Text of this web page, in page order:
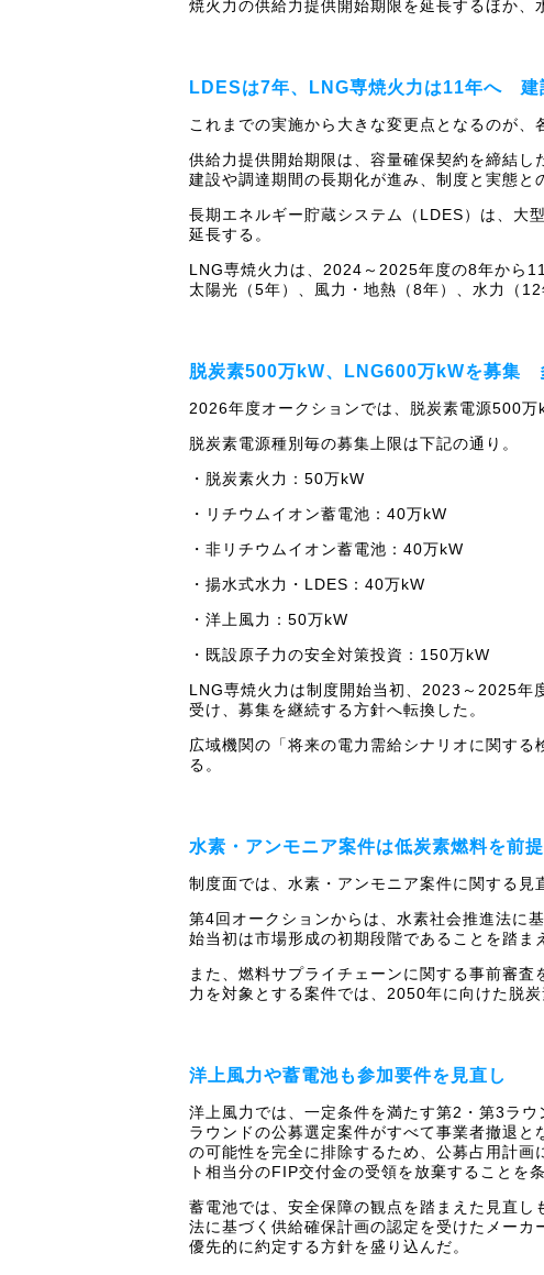
焼火力の供給力提供開始期限を延長するほか、
LDESは7年、LNG専焼火力は11年へ 建
これまでの実施から大きな変更点となるのが、
供給力提供開始期限は、容量確保契約を締結
建設や調達期間の長期化が進み、制度と実態と
長期エネルギー貯蔵システム（LDES）は、大
延長する。
LNG専焼火力は、2024～2025年度の8年から
太陽光（5年）、風力・地熱（8年）、水力（
脱炭素500万kW、LNG600万kWを募集
2026年度オークションでは、脱炭素電源500
脱炭素電源種別毎の募集上限は下記の通り。
・脱炭素火力：50万kW
・リチウムイオン蓄電池：40万kW
・非リチウムイオン蓄電池：40万kW
・揚水式水力・LDES：40万kW
・洋上風力：50万kW
・既設原子力の安全対策投資：150万kW
LNG専焼火力は制度開始当初、2023～2025年
受け、募集を継続する方針へ転換した。
広域機関の「将来の電力需給シナリオに関す
る。
水素・アンモニア案件は低炭素燃料を前
制度面では、水素・アンモニア案件に関する見
第4回オークションからは、水素社会推進法に
始当初は市場形成の初期段階であることを踏ま
また、燃料サプライチェーンに関する事前審
力を対象とする案件では、2050年に向けた脱
洋上風力や蓄電池も参加要件を見直し
洋上風力では、一定条件を満たす第2・第3ラ
ラウンドの公募選定案件がすべて事業者撤退
の可能性を完全に排除するため、公募占用計
ト相当分のFIP交付金の受領を放棄することを
蓄電池では、安全保障の観点を踏まえた見直
法に基づく供給確保計画の認定を受けたメー
優先的に約定する方針を盛り込んだ。